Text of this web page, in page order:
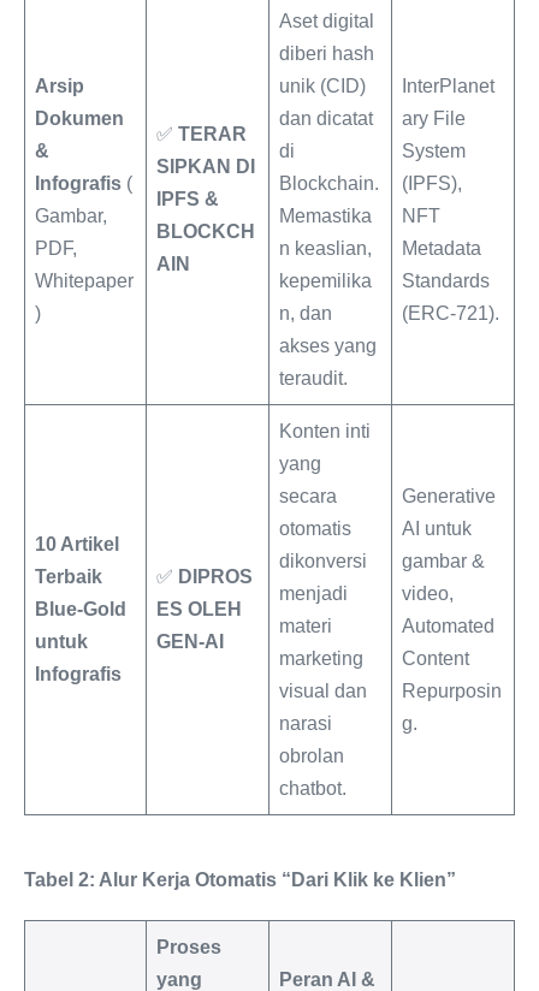
Arsip
Dokumen
&
Infografis (
Gambar,
PDF,
Whitepaper
)
✅ TERAR
SIPKAN DI
IPFS &
BLOCKCH
AIN
Aset digital
diberi hash
unik (CID)
dan dicatat
di
Blockchain.
Memastika
n keaslian,
kepemilika
n, dan
akses yang
teraudit.
InterPlanet
ary File
System
(IPFS),
NFT
Metadata
Standards
(ERC-721).
10 Artikel
Terbaik
Blue-Gold
untuk
Infografis
✅ DIPROS
ES OLEH
GEN-AI
Konten inti
yang
secara
otomatis
dikonversi
menjadi
materi
marketing
visual dan
narasi
obrolan
chatbot.
Generative
AI untuk
gambar &
video,
Automated
Content
Repurposin
g.
Tabel 2: Alur Kerja Otomatis “Dari Klik ke Klien”
Proses
yang
Peran AI &